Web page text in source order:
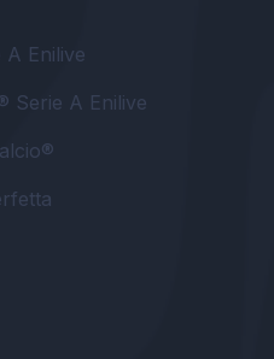
A Enilive
Serie A Enilive